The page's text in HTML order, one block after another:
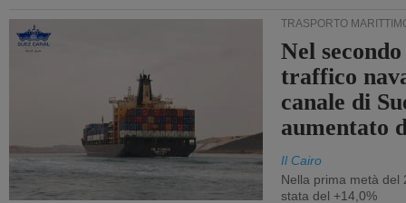
TRASPORTO
Nel
traffico
canale di
aumentato
Il Cairo
Nella prima metà del
stata del +14,0%